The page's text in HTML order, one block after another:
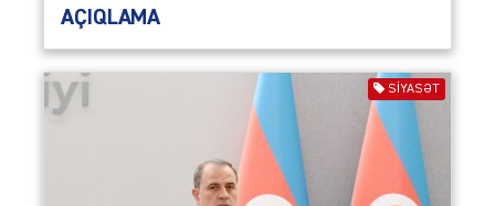
AÇIQLAMA
SIYASƏT